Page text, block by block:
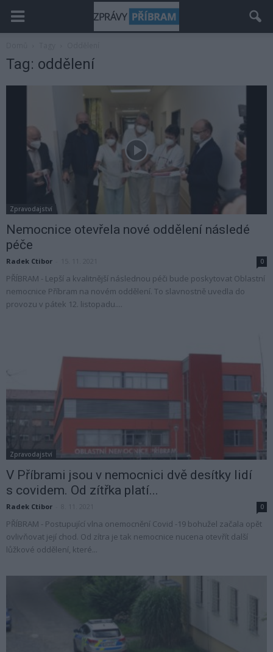
Tag: oddělení
Zpravodajství
Nemocnice otevřela nové oddělení následé
péče
Radek Ctibor 0
PŘÍBRAM - Lepší a kvalitnější následnou péči bude poskytovat Oblastní
nemocnice Příbram na novém oddělení. To slavnostně uvedla do
provozu v pátek 12. listopadu....
Zpravodajství
V Příbrami jsou v nemocnici dvě desítky lidí
s covidem. Od zítřka platí...
Radek Ctibor 0
PŘÍBRAM - Postupující vlna onemocnění Covid -19 bohužel začala opět
ovlivňovat její chod. Od zítra je tak nemocnice nucena otevřít další
lůžkové oddělení, které...